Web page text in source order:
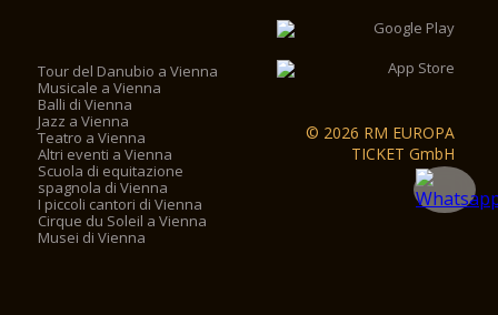
Tour del Danubio a Vienna
Musicale a Vienna
Balli di Vienna
Jazz a Vienna
Teatro a Vienna
Altri eventi a Vienna
Scuola di equitazione
spagnola di Vienna
I piccoli cantori di Vienna
Cirque du Soleil a Vienna
Musei di Vienna
© 2026 RM EUROPA
TICKET GmbH